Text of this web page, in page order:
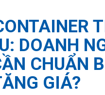
Về chúng tôi Tư
DOANH
CHUẨN
GIÁ?